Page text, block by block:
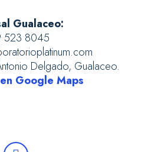
Gualaceo:
523 8045
Delgado, Gualaceo.
Google Maps